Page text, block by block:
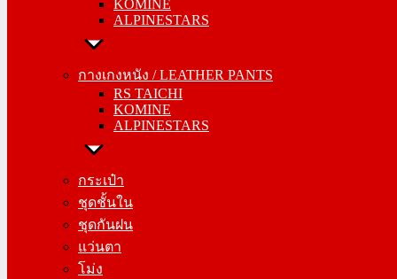
KOMINE
ALPINESTARS
กางเกงหนัง / LEATHER PANTS
RS TAICHI
KOMINE
ALPINESTARS
กระเป๋า
ชุดชั้นใน
ชุดกันฝน
แว่นตา
โม่ง
กางเกงหนัง / LEATHER PANTS
KOMINE
ALPINESTARS
กระเป๋า
ชุดชั้นใน
ชุดกันฝน
แว่นตา
โม่ง